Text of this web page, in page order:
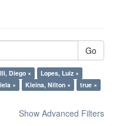
Go
Diego ×
Lopes, Luiz ×
× Kleina, Nilton ×
true ×
Show Advanced Filters